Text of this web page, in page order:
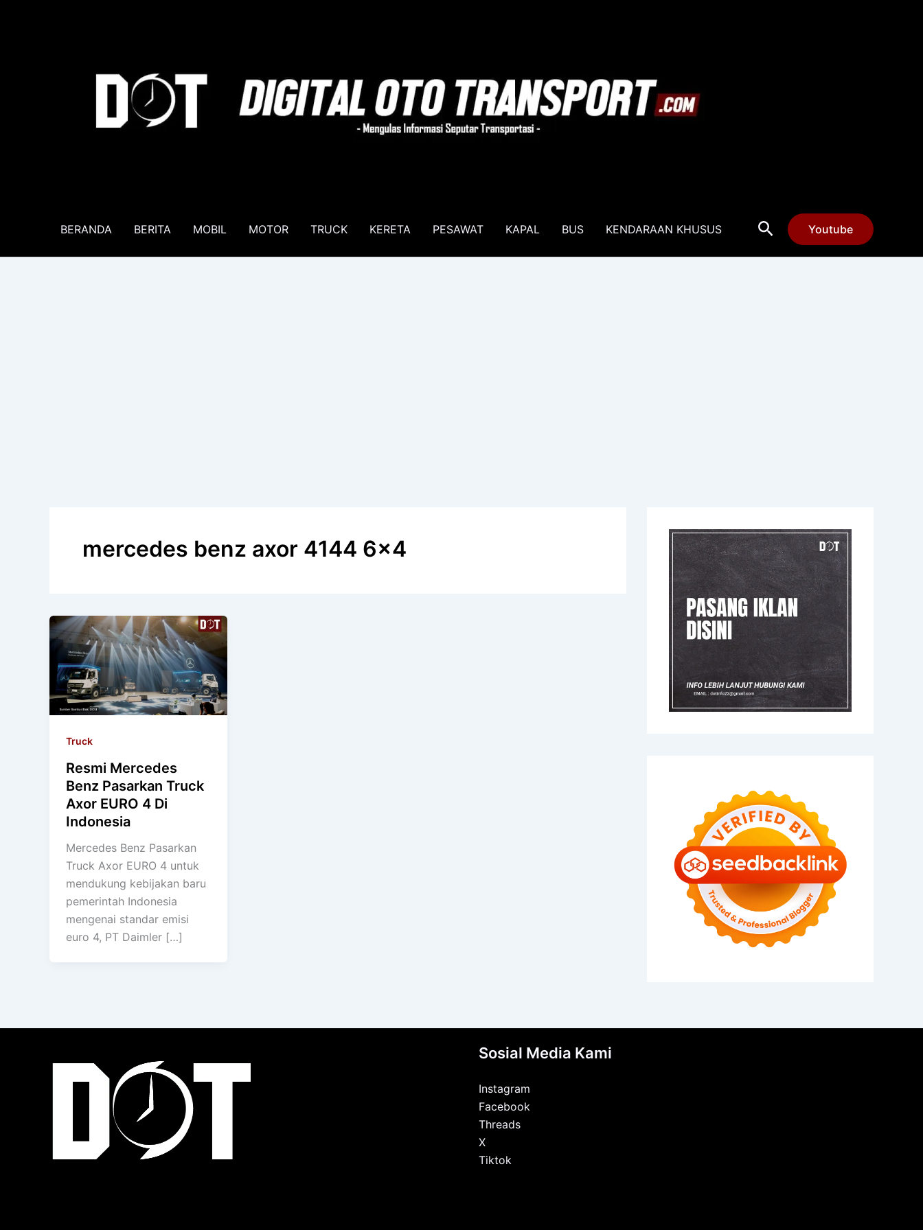
BERANDA BERITA MOBIL MOTOR TRUCK KERETA PESAWAT KAPAL BUS KENDARAAN KHUSUS Cari Youtube
mercedes benz axor 4144 6×4
Truck
Resmi Mercedes
Benz Pasarkan Truck
Axor EURO 4 Di
Indonesia
Mercedes Benz Pasarkan
Truck Axor EURO 4 untuk
mendukung kebijakan baru
pemerintah Indonesia
mengenai standar emisi
euro 4, PT Daimler […]
Sosial Media Kami
Instagram
Facebook
Threads
X
Tiktok